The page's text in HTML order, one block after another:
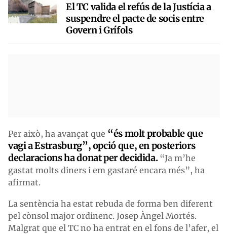
El TC valida el refús de la Justícia a
suspendre el pacte de socis entre
Govern i Grífols
Per això, ha avançat que “és molt probable que
vagi a Estrasburg”, opció que, en posteriors
declaracions ha donat per decidida. “Ja m’he
gastat molts diners i em gastaré encara més”, ha
afirmat.
La sentència ha estat rebuda de forma ben diferent
pel cònsol major ordinenc. Josep Àngel Mortés.
Malgrat que el TC no ha entrat en el fons de l’afer, el